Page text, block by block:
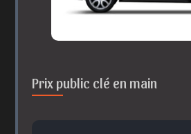
Prix public clé en main